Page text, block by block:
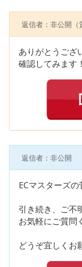
返信者：非公開
ありがとうござ
確認してみま
返信者：非公開
ECマスターズの
引き続き、ご不
お気軽にご質問
どうぞ宜しく